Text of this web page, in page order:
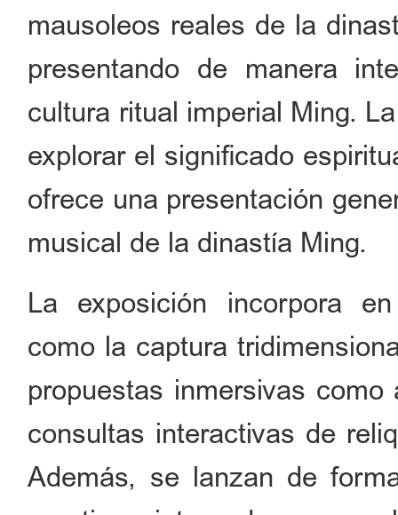
mausoleos reales de la
presentando de manera
cultura ritual imperial Ming.
explorar el significado
ofrece una presentación
musical de la dinastía Ming.
La exposición incorpora
como la captura
propuestas inmersivas
consultas interactivas de
Además, se lanzan de